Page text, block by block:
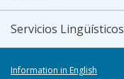
Servicios Lingüísticos
Information in English